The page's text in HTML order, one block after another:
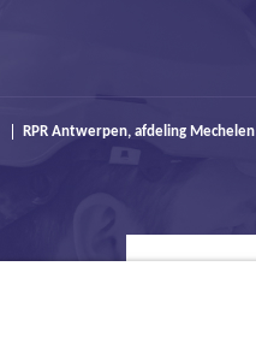
RPR Antwerpen, afdeling Mechelen